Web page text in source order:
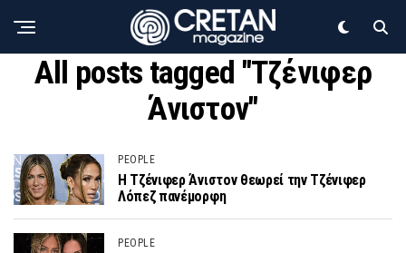
All posts tagged "Τζένιφερ
Άνιστον"
PEOPLE
Η Τζένιφερ Άνιστον θεωρεί την Τζένιφερ
Λόπεζ πανέμορφη
PEOPLE